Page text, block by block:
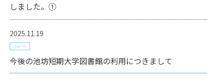
しました。①
2025.11.19
ニュース
今後の池坊短期大学図書館の利用につきまして